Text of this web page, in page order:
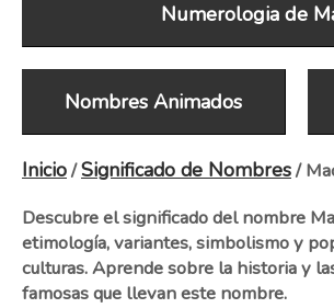
Numerologia de
Nombres Animados
Inicio/Significado de Nombres/
Descubre el significado del nombre
etimología, variantes, simbolismo y
culturas. Aprende sobre la historia y
famosas que llevan este nombre.